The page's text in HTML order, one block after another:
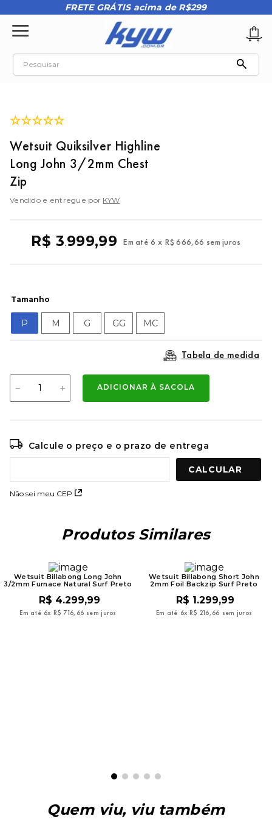
FRETE GRÁTIS acima de R$299
Pesquisar
☆☆☆☆☆
Wetsuit Quiksilver Highline
Long John 3/2mm Chest
Zip
Vendido e entregue por KYW
R$ 3.999,99 Em até 6 x R$ 666,66 sem juros
Tamanho
P M G GG MC
Tabela de medida
＋
－ ADICIONAR À SACOLA
Calcule o preço e o prazo de entrega
Não sei meu CEP
Produtos Similares
Wetsuit Billabong Long John
3/2mm Furnace Natural Surf Preto
R$ 4.299,99
Em até 6x R$ 716, 66 sem juros
Wetsuit Billabong Short John
2mm Foil Backzip Surf Preto
R$ 1.299,99
Em até 6x R$ 216, 66 sem juros
Quem viu, viu também
3º teeth bomber 3
vans
10º moletom